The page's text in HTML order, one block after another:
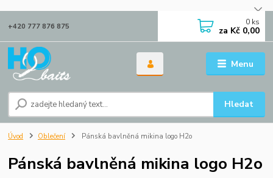
Menu
Hledat
+420 777 876 875 0 ks
za Kč 0,00
Úvod Oblečení Pánská bavlněná mikina logo H2o
Pánská bavlněná mikina logo H2o